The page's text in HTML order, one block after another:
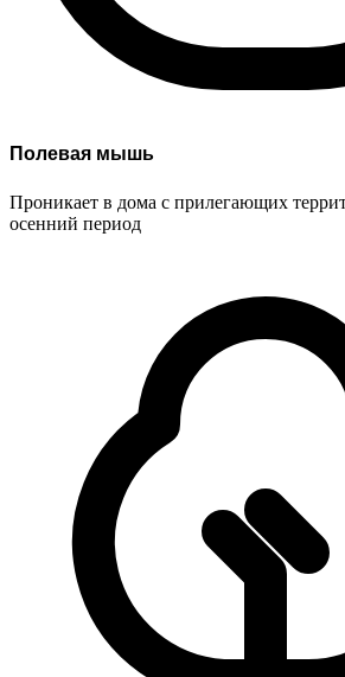
Полевая мышь
Проникает в дома с прилегающих
осенний период